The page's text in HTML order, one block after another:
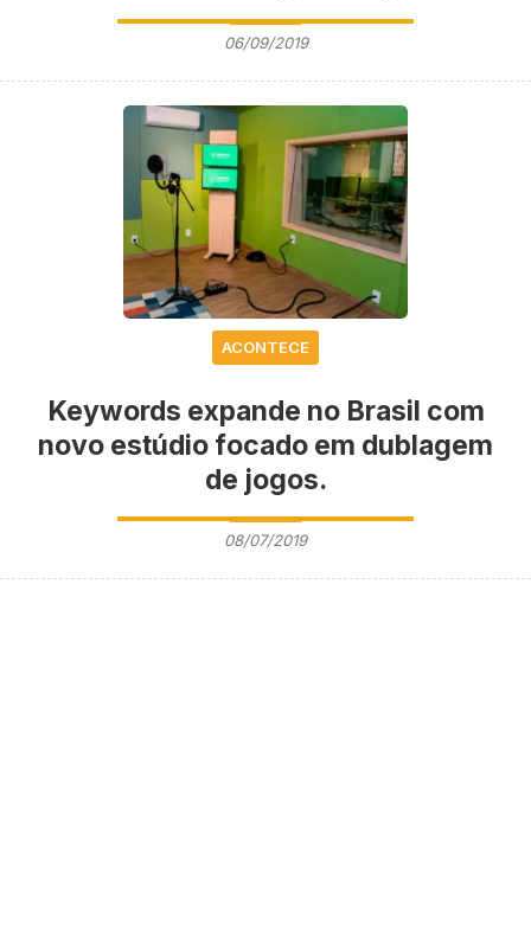
06/09/2019
ACONTECE
Keywords expande no Brasil com
novo estúdio focado em dublagem
de jogos.
08/07/2019